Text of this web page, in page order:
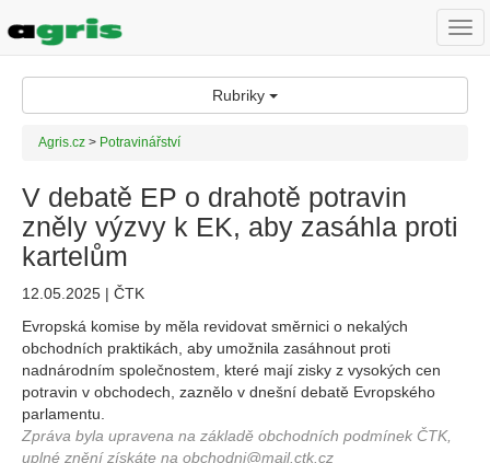
Rubriky
Agris.cz > Potravinářství
V debatě EP o drahotě potravin
zněly výzvy k EK, aby zasáhla proti
kartelům
12.05.2025 | ČTK
Evropská komise by měla revidovat směrnici o nekalých
obchodních praktikách, aby umožnila zasáhnout proti
nadnárodním společnostem, které mají zisky z vysokých cen
potravin v obchodech, zaznělo v dnešní debatě Evropského
parlamentu.
Zpráva byla upravena na základě obchodních podmínek ČTK,
uplné znění získáte na obchodni@mail.ctk.cz